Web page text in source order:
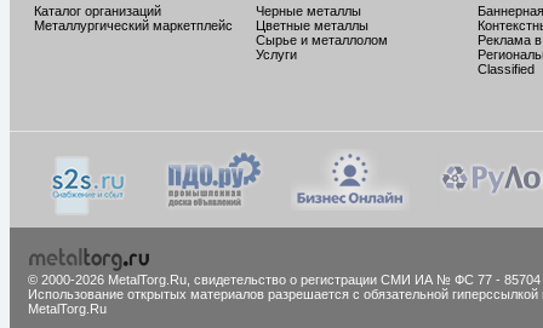
Каталог организаций
Металлургический маркетплейс
Черные металлы
Цветные металлы
Сырье и металлолом
Услуги
Реклама
Classified
© 2000-2026 MetalTorg.Ru, cвидетельство о регистрации СМИ ИА № ФС 77 - 85704
Использование открытых материалов разрешается с обязательной гиперссылкой
MetalTorg.Ru